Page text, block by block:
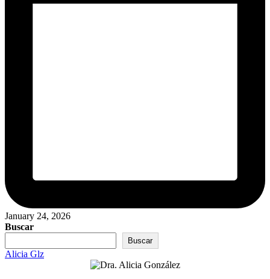
January 24, 2026
Buscar
Buscar
Alicia Glz